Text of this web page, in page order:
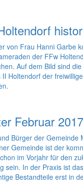
von Frau Hanni Garbe
der FFw
Auf dem Bild sind
Holtendorf der
Februar 2017
Bürger der Gemeinde
Gemeinde ist der
im Vorjahr für den
sein. In der Praxis ist
Bestandteile erst in